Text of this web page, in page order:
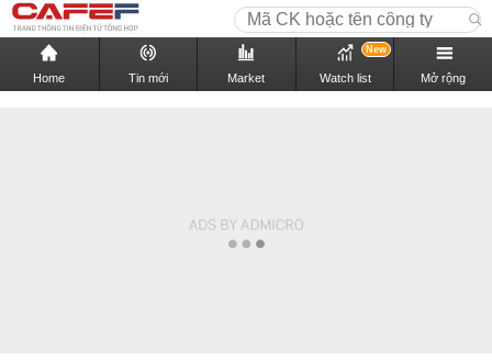
Home Tin mới Market Watch list
New
Mở rộng